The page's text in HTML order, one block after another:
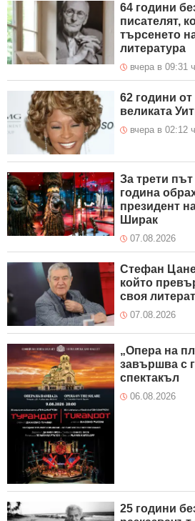
64 години
писателят,
търсенето
литература
вчера в 09:31 ч.
62 години
великата
вчера в 02:12 ч.
За трети
година
президент
Ширак
07.08.2026
Стефан
който
своя
07.08.2026
„Опера на
завършва с
спектакъл
06.08.2026
25 години